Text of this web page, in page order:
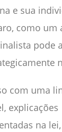
e sua
como um
pode
com uma
explicações
na